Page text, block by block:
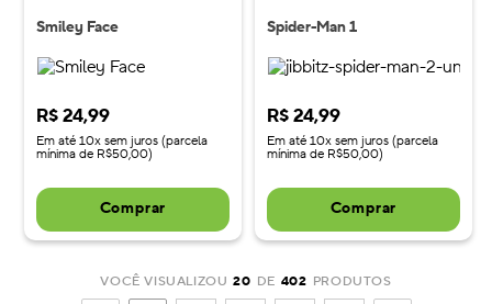
Smiley Face
R$24,99
Em até 10x sem juros (parcela
mínima de R$50,00)
Comprar
Spider-Man 1
R$24,99
Em até 10x sem juros (parcela
mínima de R$50,00)
Comprar
VOCÊ VISUALIZOU 20 DE 402 PRODUTOS